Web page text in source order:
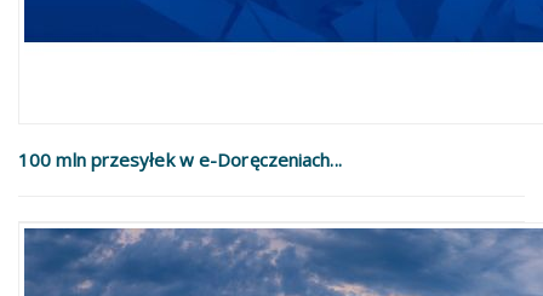
100 mln przesyłek w e-Doręczeniach...